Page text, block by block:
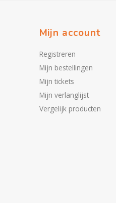
Mijn account
Registreren
Mijn bestellingen
Mijn tickets
Mijn verlanglijst
Vergelijk producten